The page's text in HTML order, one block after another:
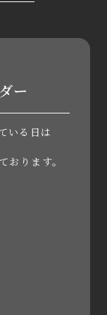
ー
いる日は
おります。